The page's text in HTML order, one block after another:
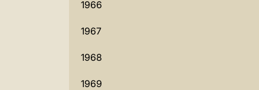
1966
1967
1968
1969